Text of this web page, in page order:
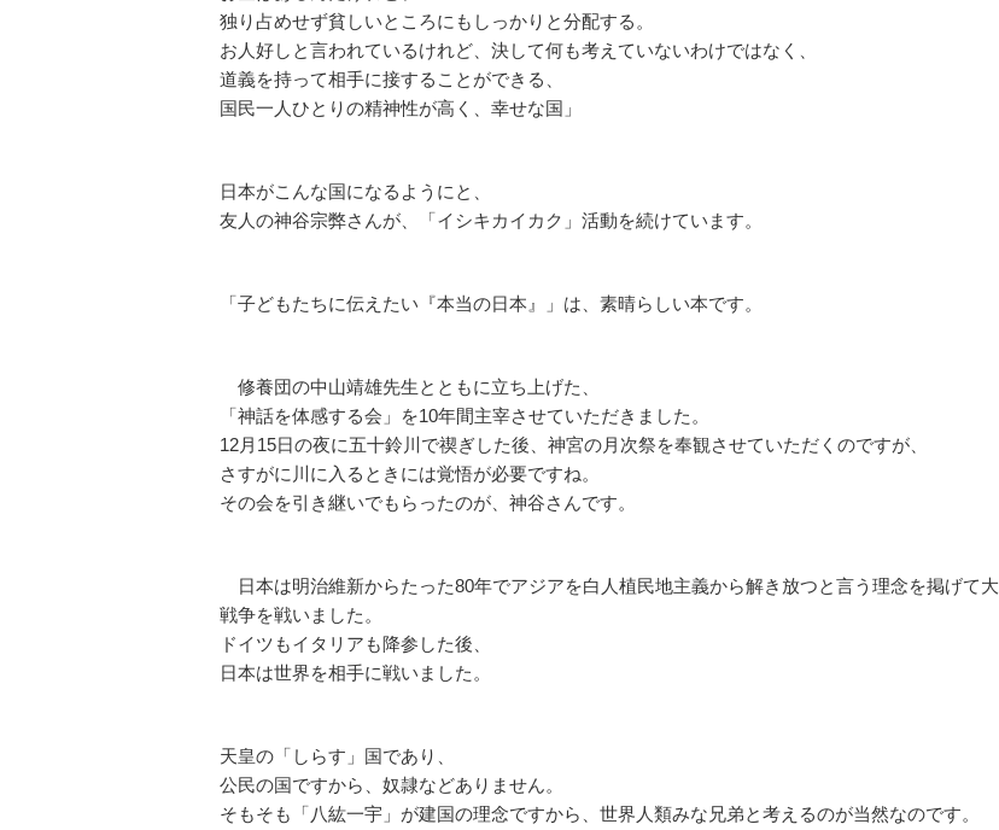
独り占めせず貧しいところにもしっかりと分配する。
お人好しと言われているけれど、決して何も考えていないわけではなく、
道義を持って相手に接することができる、
国民一人ひとりの精神性が高く、幸せな国」
日本がこんな国になるようにと、
友人の神谷宗弊さんが、「イシキカイカク」活動を続けています。
「子どもたちに伝えたい『本当の日本』」は、素晴らしい本です。
修養団の中山靖雄先生とともに立ち上げた、
「神話を体感する会」を10年間主宰させていただきました。
12月15日の夜に五十鈴川で禊ぎした後、神宮の月次祭を奉観させていただくのですが、
さすがに川に入るときには覚悟が必要ですね。
その会を引き継いでもらったのが、神谷さんです。
日本は明治維新からたった80年でアジアを白人植民地主義から解き放つと言う理念を掲げて大
戦争を戦いました。
ドイツもイタリアも降参した後、
日本は世界を相手に戦いました。
天皇の「しらす」国であり、
公民の国ですから、奴隷などありません。
そもそも「八紘一宇」が建国の理念ですから、世界人類みな兄弟と考えるのが当然なのです。